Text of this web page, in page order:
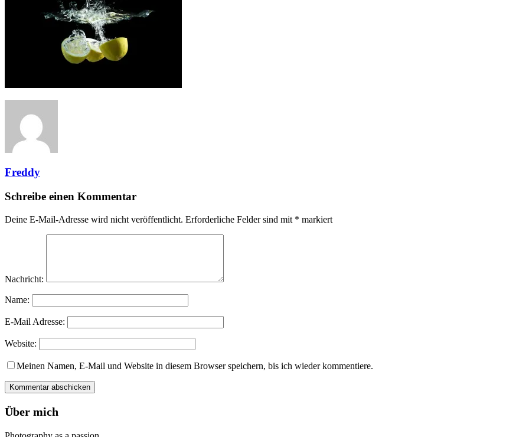
Freddy
Schreibe einen Kommentar
Deine E-Mail-Adresse wird nicht veröffentlicht. Erforderliche Felder sind mit * markiert
Nachricht:
Name:
E-Mail Adresse:
Website:
Meinen Namen, E-Mail und Website in diesem Browser speichern, bis ich wieder kommentiere.
Über mich